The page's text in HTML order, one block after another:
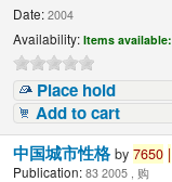
Date: 2004
Availability: Items available:
Place hold
Add to cart
中国城市性格by7650 |
Publication: 83 2005 , 购